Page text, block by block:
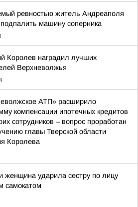
ревностью житель Андреаполя
машину соперника
Королев наградил лучших
Верхневолжья
АТП» расширило
компенсации ипотечных кредитов
сотрудников – вопрос проработан
главы Тверской области
Королева
женщина ударила сестру по лицу
самокатом